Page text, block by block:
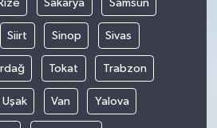
Sakarya Samsun
Siirt Sinop Sivas
Tokat Trabzon
Uşak Van Yalova